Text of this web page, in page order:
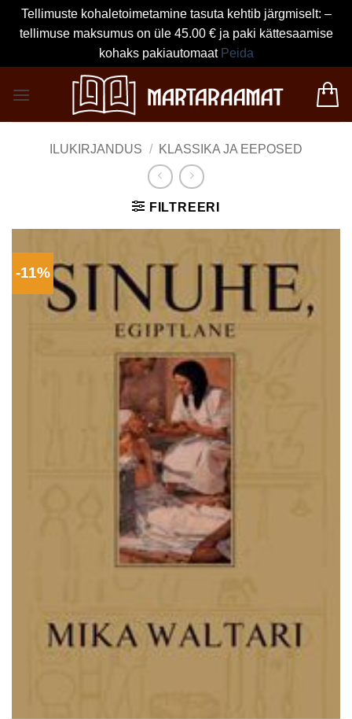
Tellimuste kohaletoimetamine tasuta kehtib järgmiselt: –
tellimuse maksumus on üle 45.00 € ja paki kättesaamise
kohaks pakiautomaat Peida
ILUKIRJANDUS / KLASSIKA JA EEPOSED
FILTREERI
-11%